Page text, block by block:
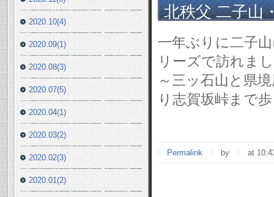
北秩父 二子山
一年ぶりに二子
リーズで訪れま
～三ッ石山と県
り志賀坂峠まで
Permalink by at
2020.10(4)
2020.09(1)
2020.08(3)
2020.07(5)
2020.04(1)
2020.03(2)
2020.02(3)
2020.01(2)